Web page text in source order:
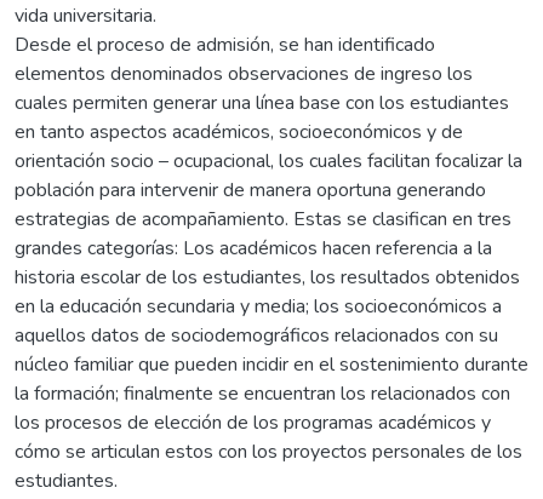
vida universitaria.
Desde el proceso de admisión, se han identificado
elementos denominados observaciones de ingreso los
cuales permiten generar una línea base con los estudiantes
en tanto aspectos académicos, socioeconómicos y de
orientación socio – ocupacional, los cuales facilitan focalizar la
población para intervenir de manera oportuna generando
estrategias de acompañamiento. Estas se clasifican en tres
grandes categorías: Los académicos hacen referencia a la
historia escolar de los estudiantes, los resultados obtenidos
en la educación secundaria y media; los socioeconómicos a
aquellos datos de sociodemográficos relacionados con su
núcleo familiar que pueden incidir en el sostenimiento durante
la formación; finalmente se encuentran los relacionados con
los procesos de elección de los programas académicos y
cómo se articulan estos con los proyectos personales de los
estudiantes.